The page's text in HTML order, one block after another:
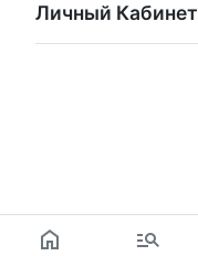
Личный Кабинет